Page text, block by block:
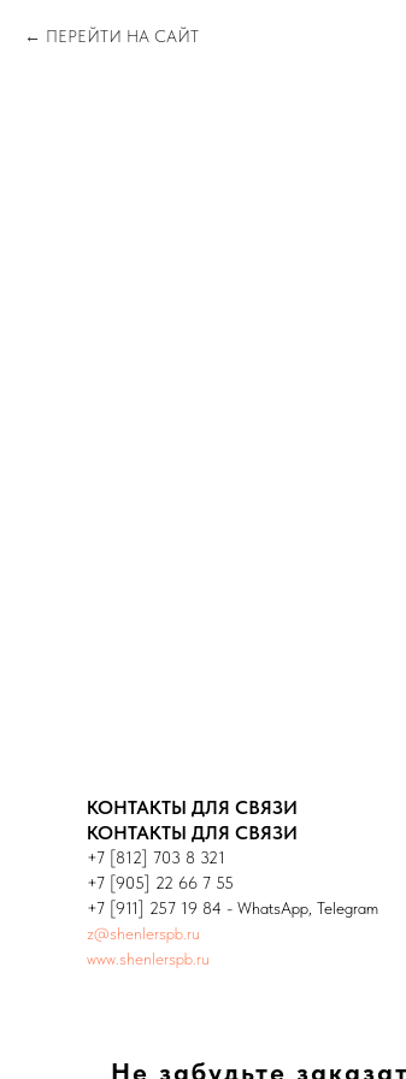
ПЕРЕЙТИ НА САЙТ
КОНТАКТЫ ДЛЯ СВЯЗИ
КОНТАКТЫ ДЛЯ СВЯЗИ
+7 [812] 703 8 321
+7 [905] 22 66 7 55
+7 [911] 257 19 84 - WhatsApp, Telegram
z@shenlerspb.ru
www.shenlerspb.ru
Не забудьте